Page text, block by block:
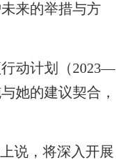
来的举措与方
动计划（2023—
她的建议契合，
说，将深入开展